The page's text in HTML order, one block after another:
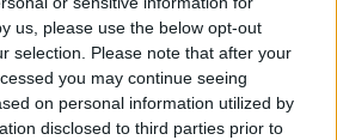
us, please use the below opt-out
selection. Please note that after your
you may continue seeing
on personal information utilized by
disclosed to third parties prior to
gest regretabil
neonestă